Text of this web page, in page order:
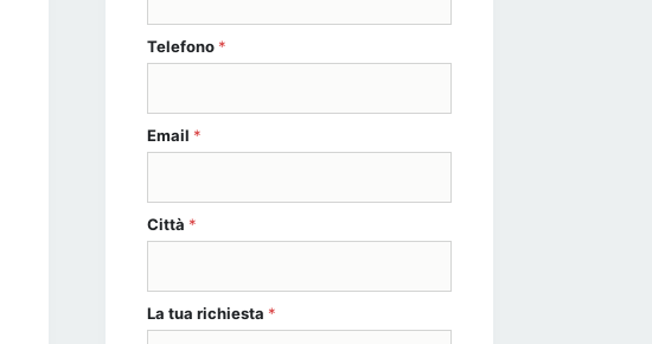
Telefono *
Email *
Città *
La tua richiesta *